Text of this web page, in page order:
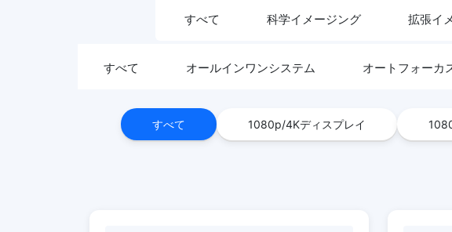
すべて 科学イメージング 拡張イ
すべて オールインワンシステム オートフォーカ
すべて 1080p/4Kディスプレイ